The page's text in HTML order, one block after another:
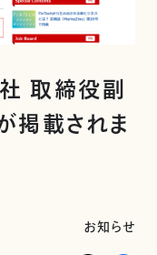
取締役副
掲載されま
お知らせ